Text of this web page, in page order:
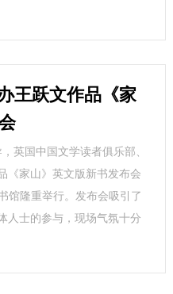
王跃文作品《家
英国中国文学读者俱乐部、
《家山》英文版新书发布会
馆隆重举行。发布会吸引了
人士的参与，现场气氛十分